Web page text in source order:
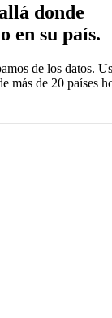
donde
en su país.
de los datos.
más de 20 países